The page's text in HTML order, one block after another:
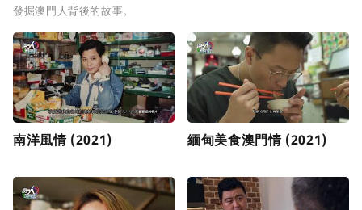
發掘澳門人背後的故事。
南洋風情 (2021) 緬甸美食澳門情 (2021)